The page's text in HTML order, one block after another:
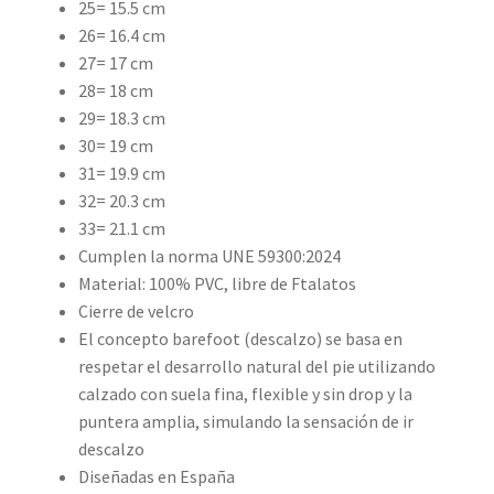
25= 15.5 cm
26= 16.4 cm
27= 17 cm
28= 18 cm
29= 18.3 cm
30= 19 cm
31= 19.9 cm
32= 20.3 cm
33= 21.1 cm
Cumplen la norma UNE 59300:2024
Material: 100% PVC, libre de Ftalatos
Cierre de velcro
El concepto barefoot (descalzo) se basa en
respetar el desarrollo natural del pie utilizando
calzado con suela fina, flexible y sin drop y la
puntera amplia, simulando la sensación de ir
descalzo
Diseñadas en España